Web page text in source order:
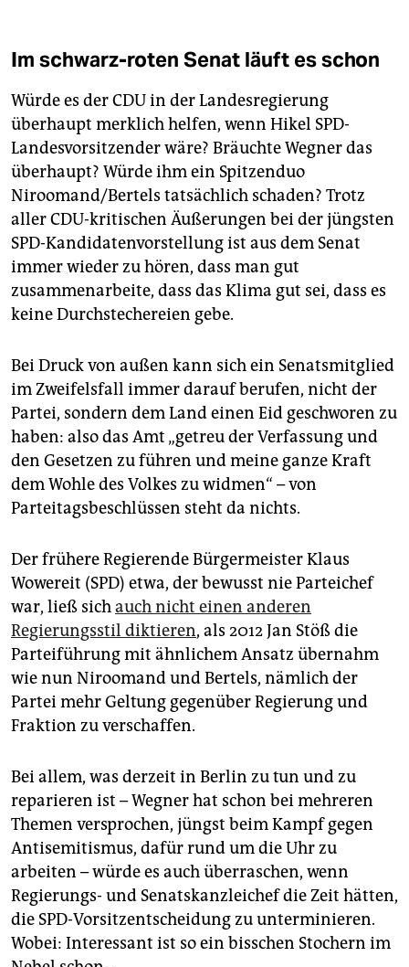
Im schwarz-roten Senat läuft es schon
Würde es der CDU in der Landesregierung
überhaupt merklich helfen, wenn Hikel SPD-
Landesvorsitzender wäre? Bräuchte Wegner das
überhaupt? Würde ihm ein Spitzenduo
Niroomand/Bertels tatsächlich schaden? Trotz
aller CDU-kritischen Äußerungen bei der jüngsten
SPD-Kandidatenvorstellung ist aus dem Senat
immer wieder zu hören, dass man gut
zusammenarbeite, dass das Klima gut sei, dass es
keine Durchstechereien gebe.
Bei Druck von außen kann sich ein Senatsmitglied
im Zweifelsfall immer darauf berufen, nicht der
Partei, sondern dem Land einen Eid geschworen zu
haben: also das Amt „getreu der Verfassung und
den Gesetzen zu führen und meine ganze Kraft
dem Wohle des Volkes zu widmen“ – von
Parteitagsbeschlüssen steht da nichts.
Der frühere Regierende Bürgermeister Klaus
Wowereit (SPD) etwa, der bewusst nie Parteichef
war, ließ sichauch nicht einen anderen
Regierungsstil diktieren, als 2012 Jan Stöß die
Parteiführung mit ähnlichem Ansatz übernahm
wie nun Niroomand und Bertels, nämlich der
Partei mehr Geltung gegenüber Regierung und
Fraktion zu verschaffen.
Bei allem, was derzeit in Berlin zu tun und zu
reparieren ist – Wegner hat schon bei mehreren
Themen versprochen, jüngst beim Kampf gegen
Antisemitismus, dafür rund um die Uhr zu
arbeiten – würde es auch überraschen, wenn
Regierungs- und Senatskanzleichef die Zeit hätten,
die SPD-Vorsitzentscheidung zu unterminieren.
Wobei: Interessant ist so ein bisschen Stochern im